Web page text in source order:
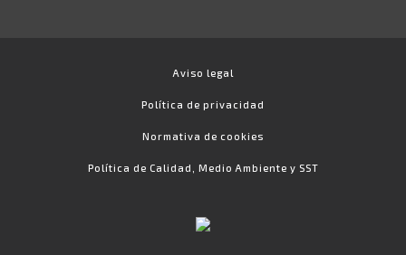
Aviso legal
Política de privacidad
Normativa de cookies
Política de Calidad, Medio Ambiente y SST